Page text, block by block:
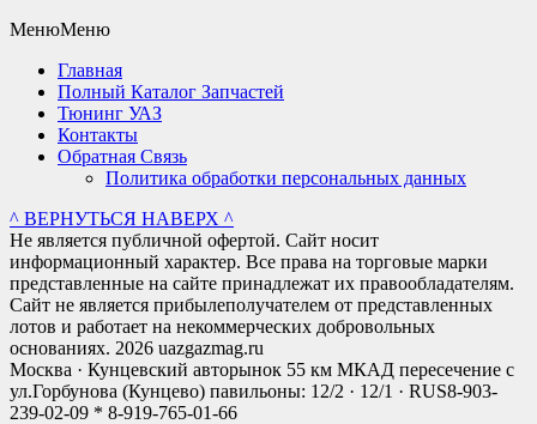
МенюМеню
Главная
Полный Каталог Запчастей
Тюнинг УАЗ
Контакты
Обратная Связь
Политика обработки персональных данных
^ ВЕРНУТЬСЯ НАВЕРХ ^
Не является публичной офертой. Сайт носит
информационный характер. Все права на торговые марки
представленные на сайте принадлежат их правообладателям.
Сайт не является прибылеполучателем от представленных
лотов и работает на некоммерческих добровольных
основаниях. 2026 uazgazmag.ru
Москва · Кунцевский авторынок 55 км МКАД пересечение с
ул.Горбунова (Кунцево) павильоны: 12/2 · 12/1 · RUS8-903-
239-02-09 * 8-919-765-01-66